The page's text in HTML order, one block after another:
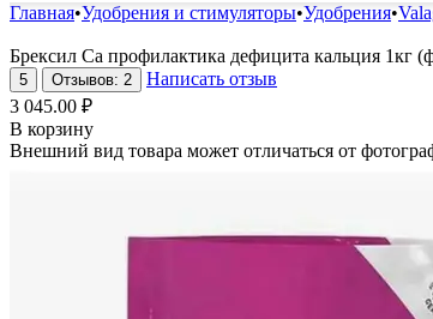
Главная•Удобрения и стимуляторы•Удобрения•
Брексил Са профилактика дефицита кальция 1кг
5 Отзывов: 2
Написать отзыв
3 045.00 ₽
В корзину
Внешний вид товара может отличаться от